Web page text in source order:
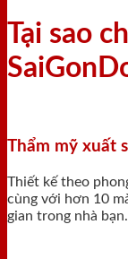
Tại sao
Thẩm mỹ xuất
Thiết kế theo
cùng với hơn 10
gian trong nhà bạn.